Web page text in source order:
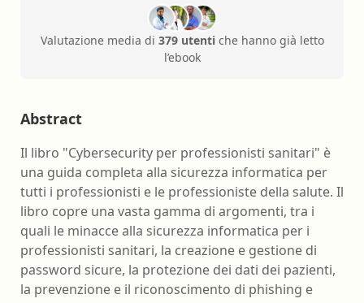
Valutazione media di 379 utentiche hanno già letto
l’ebook
Abstract
Il libro "Cybersecurity per professionisti sanitari" è
una guida completa alla sicurezza informatica per
tutti i professionisti e le professioniste della salute. Il
libro copre una vasta gamma di argomenti, tra i
quali le minacce alla sicurezza informatica per i
professionisti sanitari, la creazione e gestione di
password sicure, la protezione dei dati dei pazienti,
la prevenzione e il riconoscimento di phishing e